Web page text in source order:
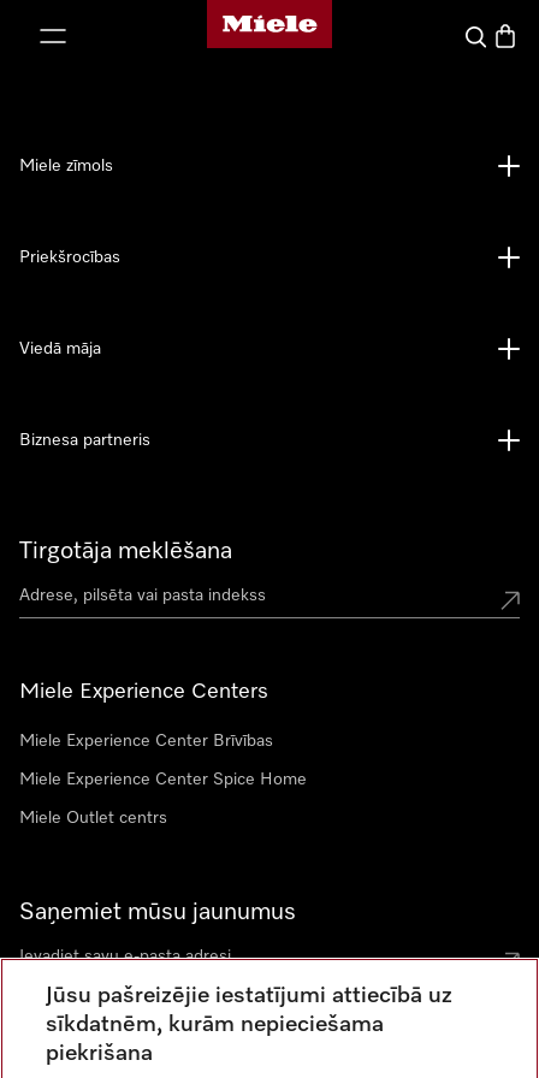
Miele mājas lapa
Tirgotāja meklēšana
Miele Experience Centers
Miele Experience Center Brīvības
Miele Experience Center Spice Home
Miele Outlet centrs
Saņemiet mūsu jaunumus
Miele zīmols
Priekšrocības
Viedā māja
Biznesa partneris
Jūsu pašreizējie iestatījumi attiecībā uz
sīkdatnēm, kurām nepieciešama
piekrišana